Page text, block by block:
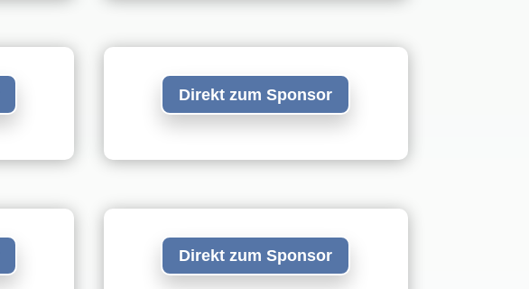
Direkt zum Sponsor
Direkt zum Sponsor